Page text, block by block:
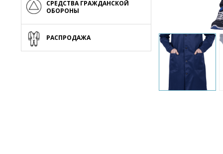
СРЕДСТВА ГРАЖДАНСКОЙ
ОБОРОНЫ
РАСПРОДАЖА